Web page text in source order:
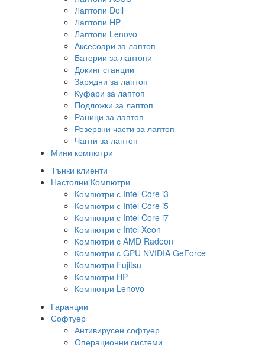
Лаптопи Dell
Лаптопи HP
Лаптопи Lenovo
Аксесоари за лаптоп
Батерии за лаптопи
Докинг станции
Зарядни за лаптоп
Куфари за лаптоп
Подложки за лаптоп
Раници за лаптоп
Резервни части за лаптоп
Чанти за лаптоп
Мини компютри
Тънки клиенти
Настолни Компютри
Компютри с Intel Core i3
Компютри с Intel Core i5
Компютри с Intel Core i7
Компютри с Intel Xeon
Компютри с AMD Radeon
Компютри с GPU NVIDIA GeForce
Компютри Fujitsu
Компютри HP
Компютри Lenovo
Гаранции
Софтуер
Антивирусен софтуер
Операционни системи